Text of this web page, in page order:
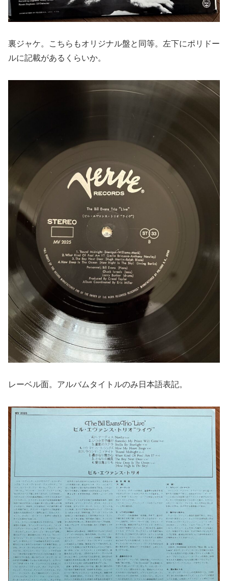
裏ジャケ。こちらもオリジナル盤と同等。左下にポリドー
ルに記載があるくらいか。
レーベル面。アルバムタイトルのみ日本語表記。